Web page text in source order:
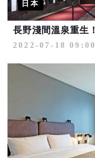
日本
2022-07-18 09:00